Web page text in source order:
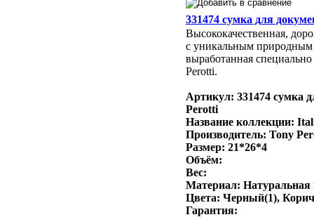
331474 сумка для
Высококачественная,
с уникальным природным
выработанная
Perotti.
Артикул: 331474 сумка
Perotti
Название коллекции:
Производитель: Tony
Размер: 21*26*4
Объём:
Вес:
Материал: Натуральная
Цвета: Черный(1),
Гарантия: